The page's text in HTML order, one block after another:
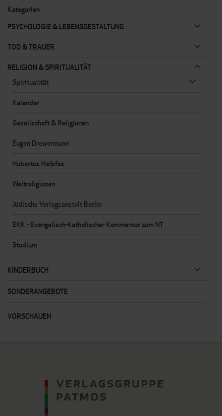
Kategorien
PSYCHOLOGIE & LEBENSGESTALTUNG
TOD & TRAUER
RELIGION & SPIRITUALITÄT
Spiritualität
Kalender
Gesellschaft & Religionen
Eugen Drewermann
Hubertus Halbfas
Weltreligionen
Jüdische Verlagsanstalt Berlin
EKK - Evangelisch-Katholischer Kommentar zum NT
Studium
KINDERBUCH
SONDERANGEBOTE
VORSCHAUEN